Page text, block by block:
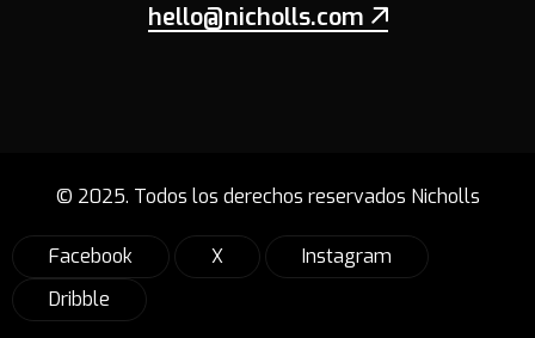
hello@nicholls.com
© 2025. Todos los derechos reservados Nicholls
Facebook X
Instagram
Dribble